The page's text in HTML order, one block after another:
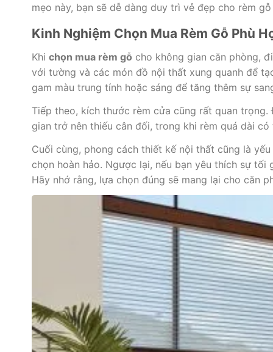
mẹo này, bạn sẽ dễ dàng duy trì vẻ đẹp cho rèm
Kinh Nghiệm Chọn Mua Rèm Gỗ Phù
Khi chọn mua rèm gỗ cho không gian căn phòng,
với tường và các món đồ nội thất xung quanh để
gam màu trung tính hoặc sáng để tăng thêm sự
Tiếp theo, kích thước rèm cửa cũng rất quan
gian trở nên thiếu cân đối, trong khi rèm quá dài
Cuối cùng, phong cách thiết kế nội thất cũng là
chọn hoàn hảo. Ngược lại, nếu bạn yêu thích sự
Hãy nhớ rằng, lựa chọn đúng sẽ mang lại cho căn